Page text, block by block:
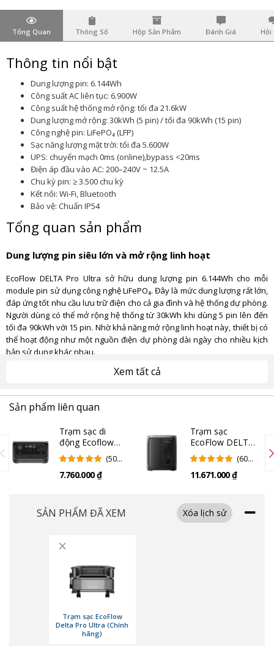
Tổng Quan Thông Số Hộp Sản Phẩm Đánh Giá Hỏi
Thông tin nổi bật
Dung lượng pin: 6.144Wh
Công suất AC liên tục: 6.900W
Công suất hệ thống mở rộng: tối đa 21.6kW
Dung lượng mở rộng: 30kWh (5 pin) / tối đa 90kWh (15 pin)
Công nghệ pin: LiFePO₄ (LFP)
Sạc năng lượng mặt trời: tối đa 5.600W
UPS: chuyển mạch 0ms (online),bypass <20ms
Điện áp đầu vào AC: 200–240V ~ 12.5A
Chu kỳ pin: ≥ 3.500 chu kỳ
Kết nối: Wi-Fi, Bluetooth
Bảo vệ: Chuẩn IP54
Tổng quan sản phẩm
Dung lượng pin siêu lớn và mở rộng linh hoạt
EcoFlow DELTA Pro Ultra sở hữu dung lượng pin 6.144Wh cho mỗi
module pin sử dụng công nghệ LiFePO₄. Đây là mức dung lượng rất lớn,
đáp ứng tốt nhu cầu lưu trữ điện cho cả gia đình và hệ thống dự phòng.
Người dùng có thể mở rộng hệ thống từ 30kWh khi dùng 5 pin lên đến
tối đa 90kWh với 15 pin. Nhờ khả năng mở rộng linh hoạt này, thiết bị có
thể hoạt động như một nguồn điện dự phòng dài ngày cho nhiều kịch
bản sử dụng khác nhau.
nhiều thiết bị điện cùng lúc. Khi mở rộng hệ thống, công suất có thể đạt
đến 21.6kW, phù hợp cho nhu cầu sử dụng quy mô lớn hơn. Thiết bị có
thể chạy ổn định các thiết bị tiêu thụ điện cao như điều hòa, máy giặt
charger) một cách hiệu quả và an toàn.
Xem tất cả
Sản phẩm liên quan
Trạm sạc di
động Ecoflow
River 3 Plus
(Chính hãng)(50
7.760.000 ₫
Trạm sạc
EcoFlow DELTA
3 Air 1000 (Chính
hãng)
(60
Giá)
11.671.000 ₫
SẢN PHẨM ĐÃ XEM Xóa lịch sử
×
Trạm sạc EcoFlow
Delta Pro Ultra (Chính
hãng)